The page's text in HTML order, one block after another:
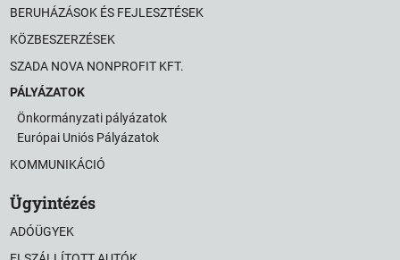
BERUHÁZÁSOK ÉS FEJLESZTÉSEK
KÖZBESZERZÉSEK
SZADA NOVA NONPROFIT KFT.
PÁLYÁZATOK
Önkormányzati pályázatok
Európai Uniós Pályázatok
KOMMUNIKÁCIÓ
Ügyintézés
ADÓÜGYEK